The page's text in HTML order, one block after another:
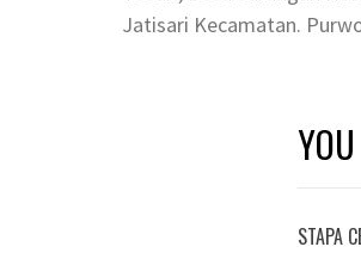
Jatisari Kecamatan.
STAPA